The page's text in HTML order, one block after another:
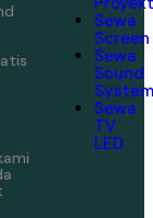
Sewa
Screen
Sewa
Sound
System
Sewa
TV
LED